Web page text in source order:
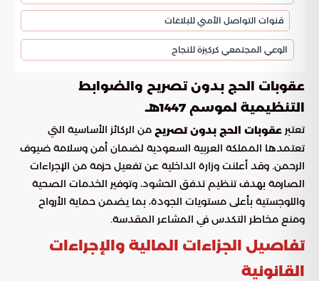
قنوات التواصل الأمني للبلاغات
الوعي المجتمعي كركيزة للنجاح
عقوبات الحج بدون تصريح والضوابط
التنظيمية لموسم 1447هـ
تعتبر عقوبات الحج بدون تصريح من الركائز الأساسية التي
تعتمدها المملكة العربية السعودية لضمان أمن وسلامة ضيوف
الرحمن. وقد أعلنت وزارة الداخلية عن تفعيل حزمة من الإجراءات
الصارمة بهدف تنظيم تدفق الحشود، وتوفير الخدمات الصحية
واللوجستية بأعلى مستويات الجودة، بما يضمن حماية الأرواح
ومنع مخاطر التكدس في المشاعر المقدسة.
تفاصيل الجزاءات المالية والإجراءات
القانونية